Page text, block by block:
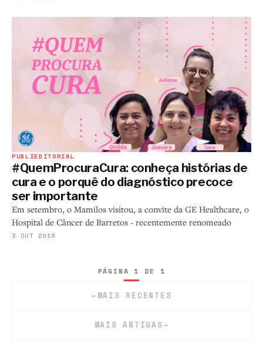
PUBLIEDITORIAL
#QuemProcuraCura: conheça histórias de
cura e o porquê do diagnóstico precoce
ser importante
Em setembro, o Mamilos visitou, a convite da GE Healthcare, o
Hospital de Câncer de Barretos - recentemente renomeado
3 OUT 2018
←MAIS RECENTES
PÁGINA 1 DE 1
MAIS ANTIGAS→